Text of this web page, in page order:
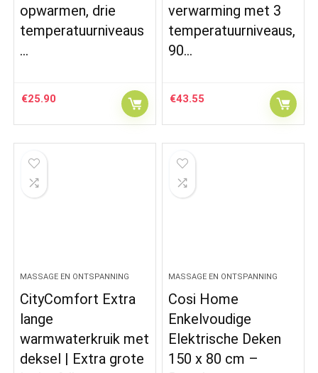
opwarmen, drie
temperatuurniveaus
…
€25.90
verwarming met 3
temperatuurniveaus,
90…
€43.55
MASSAGE EN ONTSPANNING
CityComfort Extra
lange
warmwaterkruik met
deksel | Extra grote
MASSAGE EN ONTSPANNING
Cosi Home
Enkelvoudige
Elektrische Deken
150 x 80 cm –